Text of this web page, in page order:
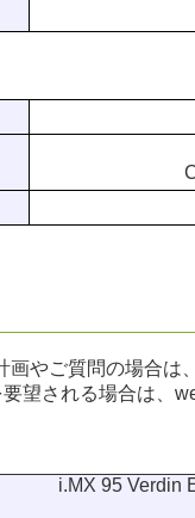
やご質問の場合は
望される場合は、
i.MX 95 Verdin